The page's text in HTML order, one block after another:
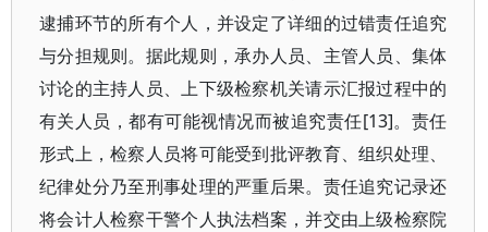
逮捕环节的所有个人，并设定了详细的过错责任追究
与分担规则。据此规则，承办人员、主管人员、集体
讨论的主持人员、上下级检察机关请示汇报过程中的
有关人员，都有可能视情况而被追究责任[13]。责任
形式上，检察人员将可能受到批评教育、组织处理、
纪律处分乃至刑事处理的严重后果。责任追究记录还
将会计人检察干警个人执法档案，并交由上级检察院